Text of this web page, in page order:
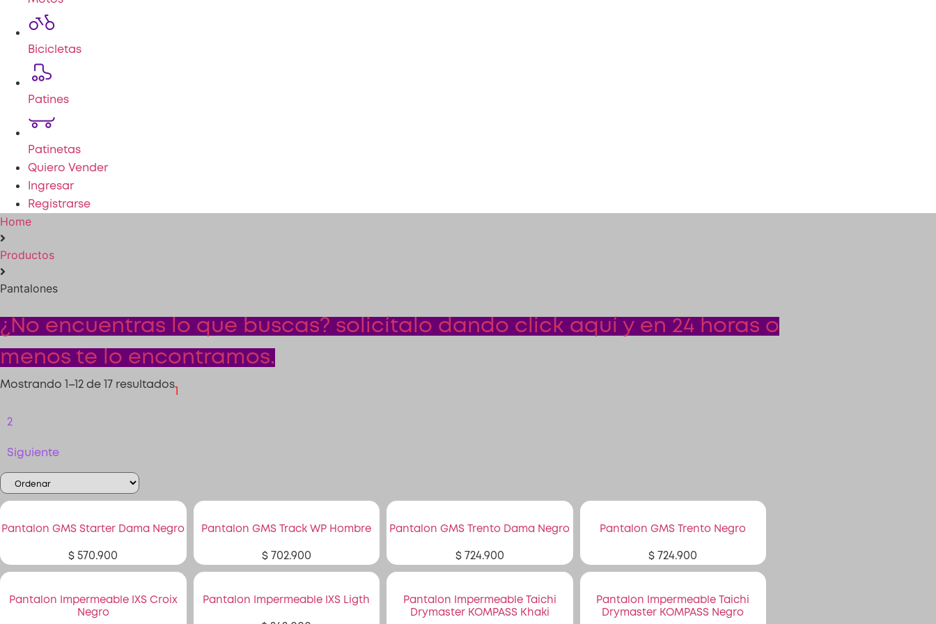
Bicicletas
Patines
Patinetas
Quiero Vender
Ingresar
Registrarse
Home
Productos
Pantalones
¿No encuentras lo que buscas? solicítalo dando click aquí y en 24 horas o
menos te lo encontramos.
Mostrando 1–12 de 17 resultados
2
Siguiente
Pantalon GMS Starter Dama Negro
$ 570.900
Pantalon GMS Track WP Hombre
$702.900
Pantalon GMS Trento Dama Negro
$724.900
Pantalon GMS Trento Negro
$ 724.900
Pantalon Impermeable IXS Croix
Negro
Pantalon Impermeable IXS Ligth
Pantalon Impermeable Taichi
Drymaster KOMPASS Khaki
Pantalon Impermeable Taichi
Drymaster KOMPASS Negro